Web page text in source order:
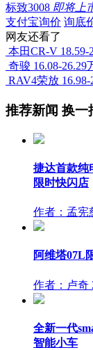
标致3008 即将上
支付宝询价 询底
网友还看了
本田CR-V 18.59-
奇骏 16.08-26.29
RAV4荣放
推荐新闻 换一
捷达首款纯
限时快闪店
作者：孟宪
阿维塔07L
作者：卢奇
全新一代
智能小车